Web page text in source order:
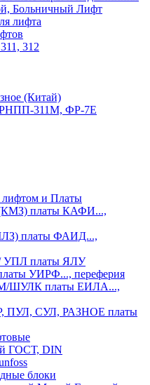
Больничный Лифт
лифта
312
(Китай)
311М, ФР-7Е
лифтом и Платы
платы КАФИ...,
платы ФАИД...,
УПЛ платы ЯЛУ
УИРФ..., переферия
ШУЛК платы ЕИЛА...,
ПУЛ, СУЛ, РАЗНОЕ платы
ГОСТ, DIN
блоки